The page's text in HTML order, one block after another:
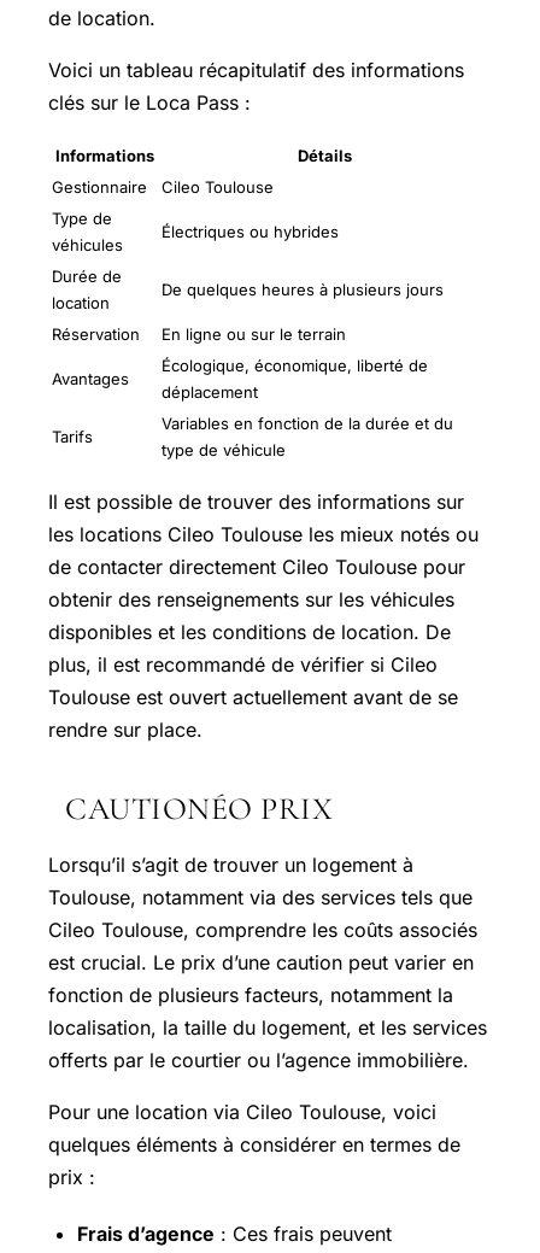
de location.
Voici un tableau récapitulatif des informations
clés sur le Loca Pass :
Informations
Détails
Gestionnaire
Cileo Toulouse
Type de
véhicules
Électriques ou hybrides
Durée de
location
De quelques heures à plusieurs jours
Réservation En ligne ou sur le terrain
Avantages
Écologique, économique, liberté de
déplacement
Tarifs
Variables en fonction de la durée et du
type de véhicule
Il est possible de trouver des informations sur
les locations Cileo Toulouse les mieux notés ou
de contacter directement Cileo Toulouse pour
obtenir des renseignements sur les véhicules
disponibles et les conditions de location. De
plus, il est recommandé de vérifier si Cileo
Toulouse est ouvert actuellement avant de se
rendre sur place.
CAUTIONÉO PRIX
Lorsqu’il s’agit de trouver un logement à
Toulouse, notamment via des services tels que
Cileo Toulouse, comprendre les coûts associés
est crucial. Le prix d’une caution peut varier en
fonction de plusieurs facteurs, notamment la
localisation, la taille du logement, et les services
offerts par le courtier ou l’agence immobilière.
Pour une location via Cileo Toulouse, voici
quelques éléments à considérer en termes de
prix :
Frais d’agence : Ces frais peuvent